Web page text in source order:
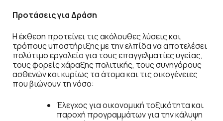
Προτάσεις για Δράση
Η έκθεση προτείνει τις ακόλουθες λύσεις και
τρόπους υποστήριξης με την ελπίδα να αποτελέσει
πολύτιμο εργαλείο για τους επαγγελματίες υγείας,
τους φορείς χάραξης πολιτικής, τους συνηγόρους
ασθενών και κυρίως τα άτομα και τις οικογένειες
που βιώνουν τη νόσο:
Έλεγχος για οικονομική τοξικότητα και
παροχή προγραμμάτων για την κάλυψη